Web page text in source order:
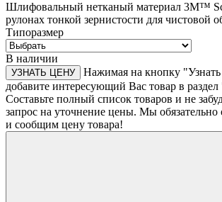
Шлифовальный нетканый материал 3М™
рулонах тонкой зернистости для чистовой
Типоразмер
В наличии
УЗНАТЬ ЦЕНУ
Нажимая на кнопку
добавите интересующий Вас товар в
Составьте полный список товаров и не
запрос на уточнение цены. Мы
и сообщим цену товара!